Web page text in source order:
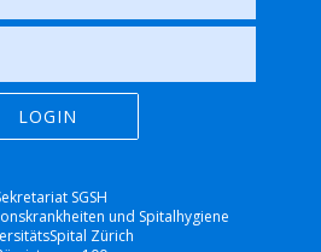
SGSH
und Spitalhygiene
Zürich